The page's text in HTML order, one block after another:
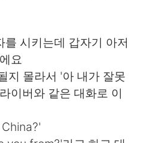
를 시키는데 갑자기 아저
요
지 몰라서 '아 내가 잘못
이버와 같은 대화로 이